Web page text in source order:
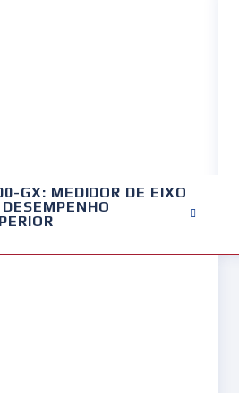
GX: MEDIDOR DE EIXO
DESEMPENHO